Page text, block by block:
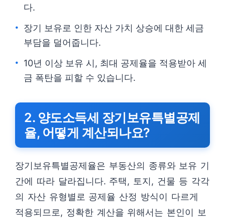
다.
장기 보유로 인한 자산 가치 상승에 대한 세금
부담을 덜어줍니다.
10년 이상 보유 시, 최대 공제율을 적용받아 세
금 폭탄을 피할 수 있습니다.
2. 양도소득세 장기보유특별공제
율, 어떻게 계산되나요?
장기보유특별공제율은 부동산의 종류와 보유 기
간에 따라 달라집니다. 주택, 토지, 건물 등 각각
의 자산 유형별로 공제율 산정 방식이 다르게
적용되므로, 정확한 계산을 위해서는 본인이 보